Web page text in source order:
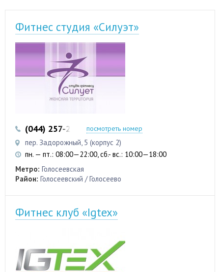
Фитнес студия «Силуэт»
(044) 257-20-80 (095) 554-44-44
посмотреть номер
пер. Задорожный, 5 (корпус 2)
пн. — пт.: 08:00—22:00, сб.- вс.: 10:00—18:00
Метро: Голосеевская
Район: Голосеевский / Голосеево
Фитнес клуб «Igtex»